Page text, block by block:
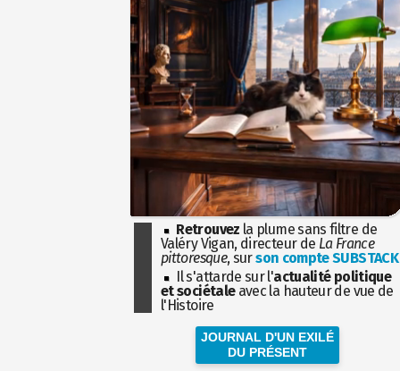
Retrouvez la plume sans filtre de
Valéry Vigan, directeur de La France
pittoresque, surson compte SUBSTACK
Il s'attarde sur l'actualité politique
et sociétaleavec la hauteur de vue de
l'Histoire
JOURNAL D'UN EXILÉ
DU PRÉSENT